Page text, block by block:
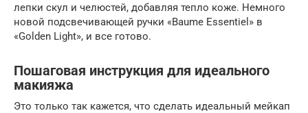
лепки скул и челюстей, добавляя тепло коже. Немного
новой подсвечивающей ручки «Baume Essentiel» в
«Golden Light», и все готово.
Пошаговая инструкция для идеального
макияжа
Это только так кажется, что сделать идеальный мейкап